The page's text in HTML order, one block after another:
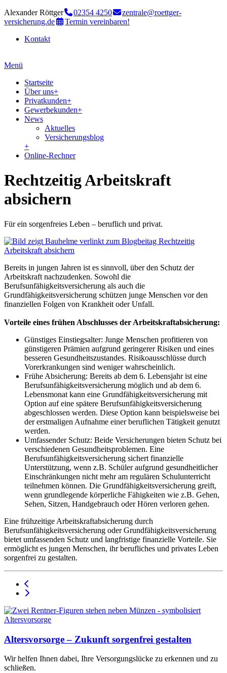
Alexander Röttger 02354 4250
zentrale@roettger-
versicherung.de
Termin vereinbaren!
Kontakt
Menü
Startseite
Über uns+
Privatkunden+
Gewerbekunden+
News
Aktuelles
Versicherungsblog
+
Online-Rechner
Rechtzeitig Arbeitskraft
absichern
Für ein sorgenfreies Leben – beruflich und privat.
Bereits in jungen Jahren ist es sinnvoll, über den Schutz der
Arbeitskraft nachzudenken. Sowohl die
Berufsunfähigkeitsversicherung als auch die
Grundfähigkeitsversicherung schützen junge Menschen vor den
finanziellen Folgen von Krankheit oder Unfall.
Vorteile eines frühen Abschlusses der Arbeitskraftabsicherung:
Günstiges Einstiegsalter: Junge Menschen profitieren von
günstigeren Prämien aufgrund geringerer Risiken und eines
besseren Gesundheitszustandes. Risikoausschlüsse durch
Vorerkrankungen sind weniger wahrscheinlich.
Frühe Absicherung: Bereits ab dem 6. Lebensjahr ist eine
Berufsunfähigkeitsversicherung möglich und ab dem 6.
Lebensmonat kann eine Grundfähigkeitsversicherung mit
Option auf eine spätere Berufsunfähigkeitsversicherung
abgeschlossen werden. Diese Option kann beispielsweise bei
der erstmaligen Aufnahme einer beruflichen Tätigkeit genutzt
werden.
Umfassender Schutz: Beide Versicherungen bieten Schutz bei
verschiedenen Gesundheitsproblemen. Eine
Berufsunfähigkeitsversicherung sichert finanzielle
Unterstützung, wenn z.B. Schüler aufgrund gesundheitlicher
Einschränkungen nicht mehr am regulären Schulunterricht
teilnehmen können. Die Grundfähigkeitsversicherung greift,
wenn grundlegende körperliche Fähigkeiten wie z.B. Gehen,
Sehen, Sitzen, Handgebrauch oder Hören verloren gehen.
Eine frühzeitige Arbeitskraftabsicherung durch
Berufsunfähigkeitsversicherung oder Grundfähigkeitsversicherung
bietet umfassenden Schutz und langfristige finanzielle Vorteile. Sie
ermöglicht es jungen Menschen, ihr berufliches und privates Leben
sorgenfrei zu gestalten.
Altersvorsorge – Zukunft sorgenfrei gestalten
Wir helfen Ihnen dabei, Ihre Versorgungslücke zu erkennen und zu
schließen.